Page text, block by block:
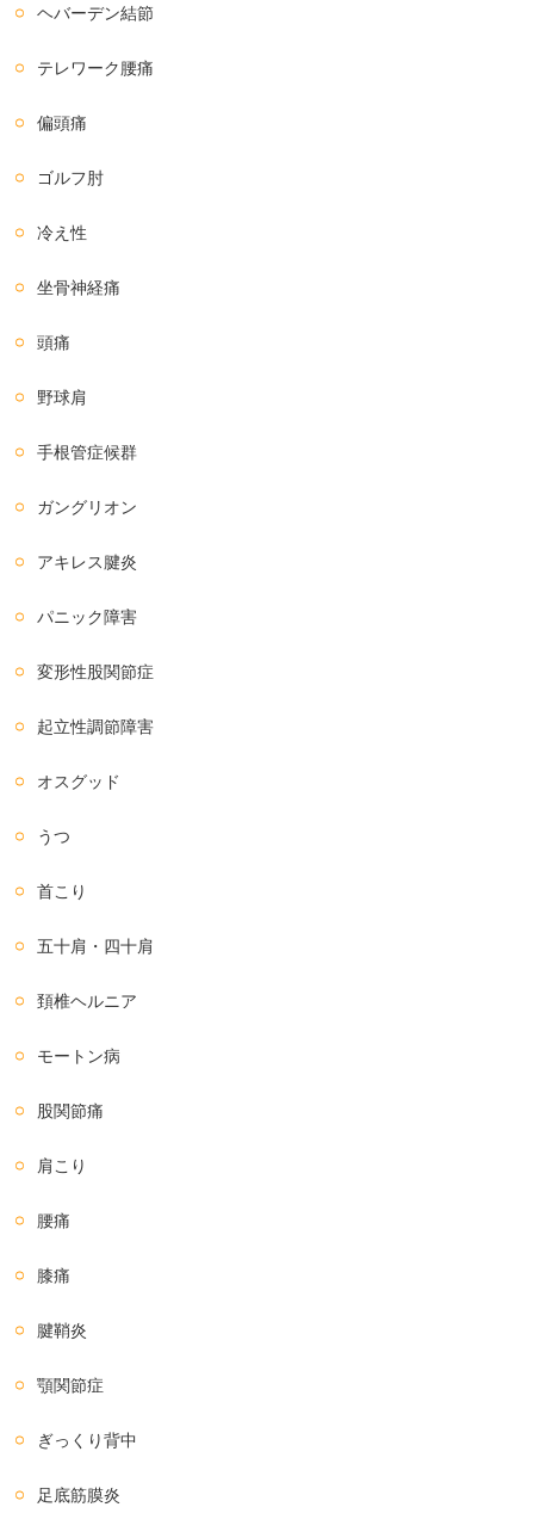
ヘバーデン結節
テレワーク腰痛
偏頭痛
ゴルフ肘
冷え性
坐骨神経痛
頭痛
野球肩
手根管症候群
ガングリオン
アキレス腱炎
パニック障害
変形性股関節症
起立性調節障害
オスグッド
うつ
首こり
五十肩・四十肩
頚椎ヘルニア
モートン病
股関節痛
肩こり
腰痛
膝痛
腱鞘炎
顎関節症
ぎっくり背中
足底筋膜炎